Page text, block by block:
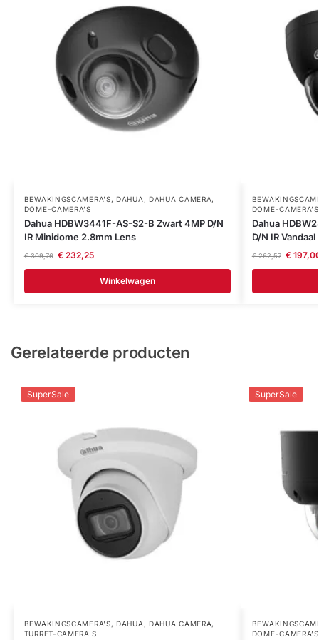
BEWAKINGSCAMERA'S, DAHUA , DAHUA CAMERA,
DOME-CAMERA’S
Dahua HDBW3441F-AS-S2-B Zwart 4MP D/N
IR Minidome 2.8mm Lens
€309,76 €232,25
Winkelwagen
DOME-CAMERA’S
Dahua
D/N IR
€262,57 €
Gerelateerde producten
SuperSale
BEWAKINGSCAMERA'S,DAHUA , DAHUA CAMERA,
TURRET-CAMERA'S
SuperSale
DOME-CAMERA’S